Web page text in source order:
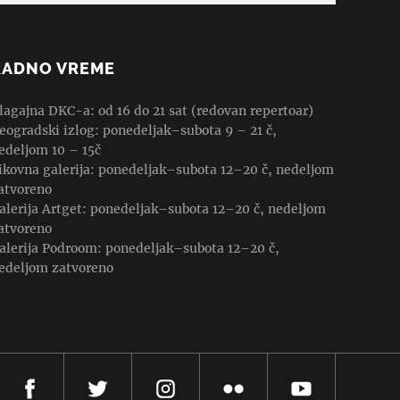
VREME
DKC-a: od 16 do 21 sat (redovan repertoar)
izlog: ponedeljak–subota 9 – 21 č,
10 – 15č
galerija: ponedeljak–subota 12–20 č, nedeljom
Artget: ponedeljak–subota 12–20 č, nedeljom
Podroom: ponedeljak–subota 12–20 č,
zatvoreno